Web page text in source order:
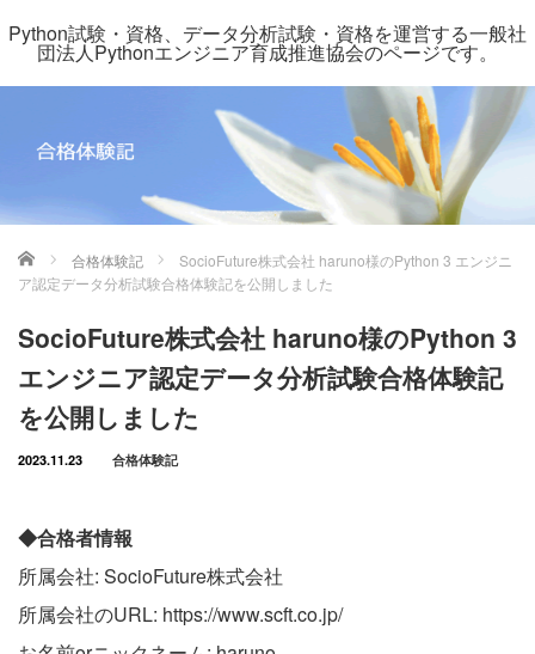
Python試験・資格、データ分析試験・資格を運営する一般社
団法人Pythonエンジニア育成推進協会のページです。
ホーム 合格体験記
SocioFuture株式会社 haruno様のPython 3 エンジニ
ア認定データ分析試験合格体験記を公開しました
SocioFuture株式会社 haruno様のPython 3
エンジニア認定データ分析試験合格体験記
を公開しました
2023.11.23 合格体験記
◆合格者情報
所属会社: SocioFuture株式会社
所属会社のURL: https://www.scft.co.jp/